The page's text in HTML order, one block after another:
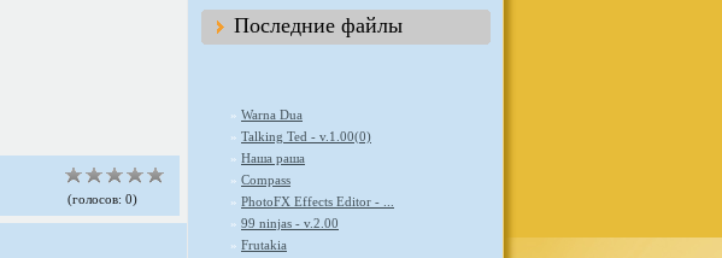
(голосов: 0)
Последние файлы
» Warna Dua
» Talking Ted - v.1.00(0)
» Наша раша
» Compass
» PhotoFX Effects Editor - ...
» 99 ninjas - v.2.00
» Frutakia